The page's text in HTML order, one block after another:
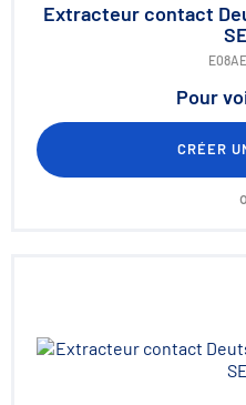
Extracteur contact
Pour
CRÉER